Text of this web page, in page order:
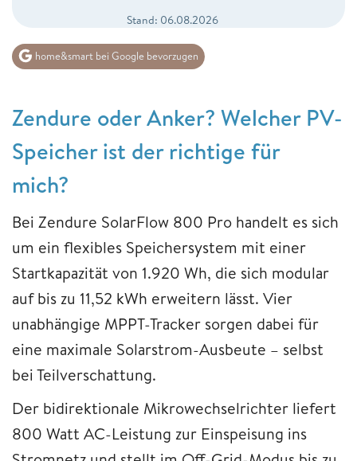
Stand: 06.08.2026
home&smart bei Google bevorzugen
Zendure oder Anker? Welcher PV-
Speicher ist der richtige für
mich?
Bei Zendure SolarFlow 800 Pro handelt es sich
um ein flexibles Speichersystem mit einer
Startkapazität von 1.920 Wh, die sich modular
auf bis zu 11,52 kWh erweitern lässt. Vier
unabhängige MPPT-Tracker sorgen dabei für
eine maximale Solarstrom-Ausbeute – selbst
bei Teilverschattung.
Der bidirektionale Mikrowechselrichter liefert
800 Watt AC-Leistung zur Einspeisung ins